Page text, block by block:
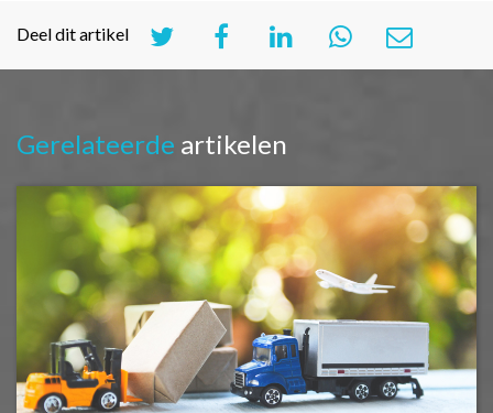
Deel dit artikel
Gerelateerde artikelen